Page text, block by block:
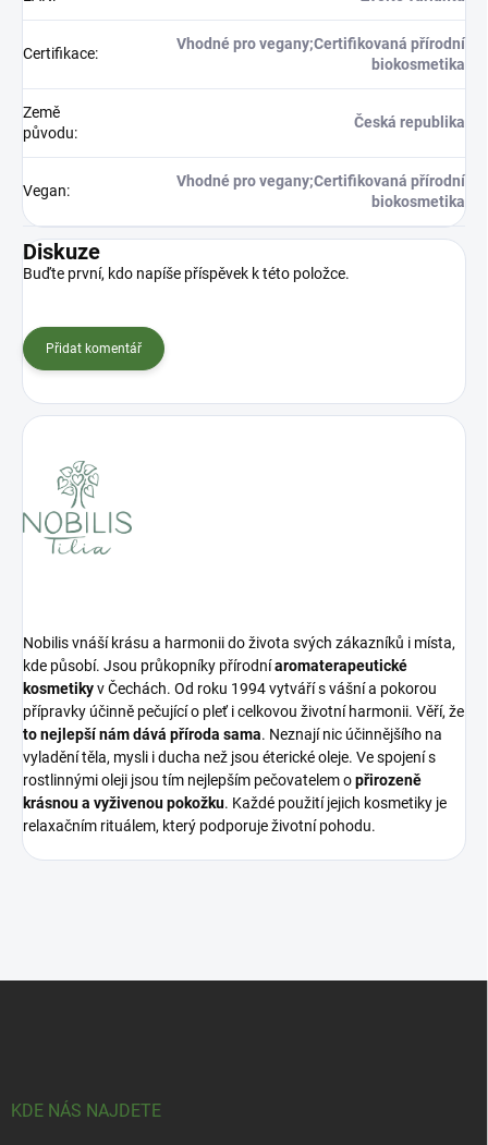
Certifikace:
Vhodné pro vegany;Certifikovaná přírodní
biokosmetika
Země
původu:
Česká republika
Vegan:
Vhodné pro vegany;Certifikovaná přírodní
biokosmetika
Diskuze
Buďte první, kdo napíše příspěvek k této položce.
Přidat komentář
Nobilis vnáší krásu a harmonii do života svých zákazníků i místa,
kde působí. Jsou průkopníky přírodníaromaterapeutické
kosmetikyv Čechách. Od roku 1994 vytváří s vášní a pokorou
přípravky účinně pečující o pleť i celkovou životní harmonii. Věří, že
to nejlepší nám dává příroda sama. Neznají nic účinnějšího na
vyladění těla, mysli i ducha než jsou éterické oleje. Ve spojení s
rostlinnými oleji jsou tím nejlepším pečovatelem opřirozeně
krásnou a vyživenou pokožku. Každé použití jejich kosmetiky je
relaxačním rituálem, který podporuje životní pohodu.
KDE NÁS NAJDETE